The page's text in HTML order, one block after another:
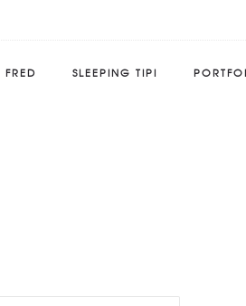
FRED SLEEPING TIPI